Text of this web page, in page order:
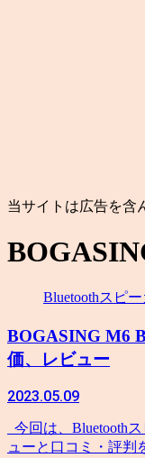
当サイトは広告を含
Bluetoothスピ
BOGASING M6
価、レビュー
2023.05.09
今回は、Bluetooth
ューと口コミ・評